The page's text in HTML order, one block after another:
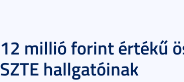
12 millió forint értékű
SZTE hallgatóinak